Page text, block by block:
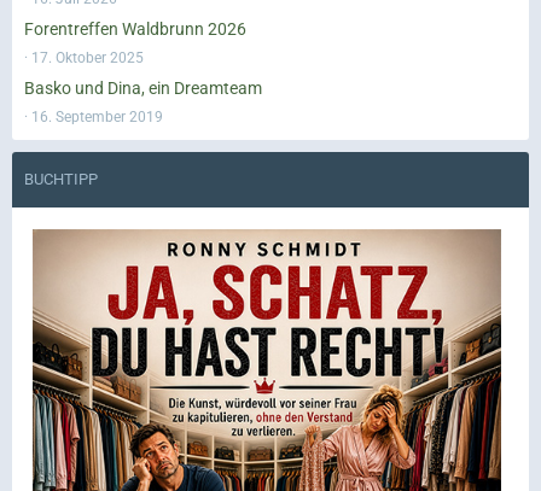
Forentreffen Waldbrunn 2026
17. Oktober 2025
Basko und Dina, ein Dreamteam
16. September 2019
BUCHTIPP